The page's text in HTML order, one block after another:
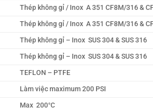
Thép không gỉ / Inox A 351 CF8M/316 &
Thép không gỉ / Inox A 351 CF8M/316 &
Thép không gỉ – Inox SUS 304 & SUS 316
Thép không gỉ – Inox SUS 304 & SUS 316
TEFLON – PTFE
Làm việc maximum 200 PSI
Max 200°C